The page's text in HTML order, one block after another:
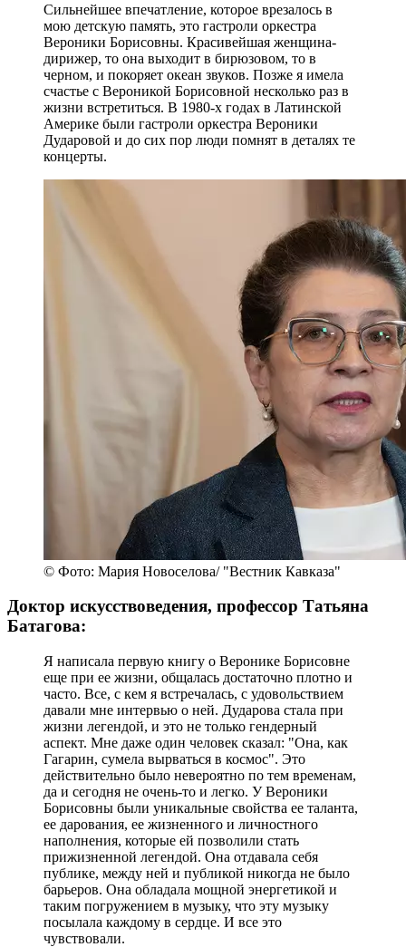
Сильнейшее впечатление, которое врезалось в
мою детскую память, это гастроли оркестра
Вероники Борисовны. Красивейшая женщина-
дирижер, то она выходит в бирюзовом, то в
черном, и покоряет океан звуков. Позже я имела
счастье с Вероникой Борисовной несколько раз в
жизни встретиться. В 1980-х годах в Латинской
Америке были гастроли оркестра Вероники
Дударовой и до сих пор люди помнят в деталях те
концерты.
© Фото: Мария Новоселова/ "Вестник Кавказа"
Доктор искусствоведения, профессор Татьяна
Батагова:
Я написала первую книгу о Веронике Борисовне
еще при ее жизни, общалась достаточно плотно и
часто. Все, с кем я встречалась, с удовольствием
давали мне интервью о ней. Дударова стала при
жизни легендой, и это не только гендерный
аспект. Мне даже один человек сказал: "Она, как
Гагарин, сумела вырваться в космос". Это
действительно было невероятно по тем временам,
да и сегодня не очень-то и легко. У Вероники
Борисовны были уникальные свойства ее таланта,
ее дарования, ее жизненного и личностного
наполнения, которые ей позволили стать
прижизненной легендой. Она отдавала себя
публике, между ней и публикой никогда не было
барьеров. Она обладала мощной энергетикой и
таким погружением в музыку, что эту музыку
посылала каждому в сердце. И все это
чувствовали.